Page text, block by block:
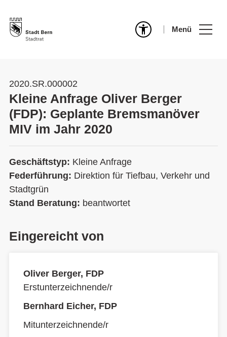
Menü
2020.SR.000002
Kleine Anfrage Oliver Berger
(FDP): Geplante Bremsmanöver
MIV im Jahr 2020
Geschäftstyp: Kleine Anfrage
Federführung: Direktion für Tiefbau, Verkehr und
Stadtgrün
Stand Beratung: beantwortet
Eingereicht von
Oliver Berger, FDP
Erstunterzeichnende/r
Bernhard Eicher, FDP
Mitunterzeichnende/r